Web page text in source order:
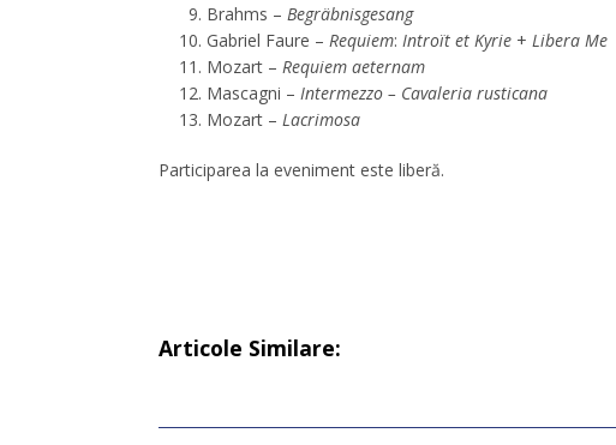
Brahms – Begräbnisgesang
Gabriel Faure – Requiem: Introït et Kyrie + Libera Me
Mozart – Requiem aeternam
Mascagni – Intermezzo – Cavaleria rusticana
Mozart – Lacrimosa
Participarea la eveniment este liberă.
Articole Similare: